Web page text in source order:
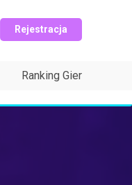
Rejestracja
Ranking Gier